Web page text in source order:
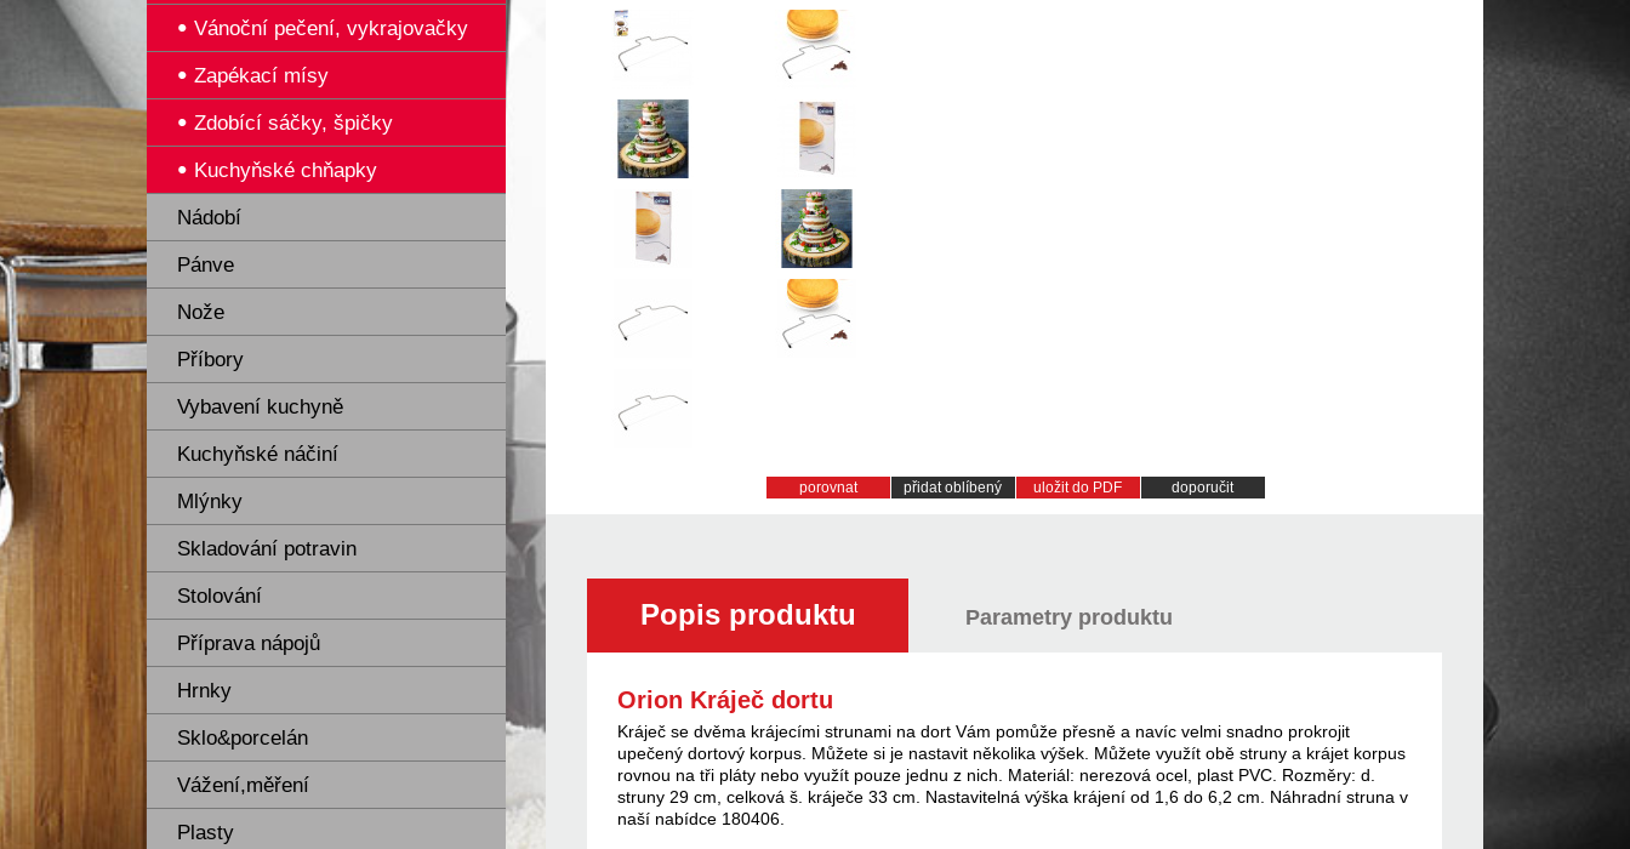
Vánoční pečení, vykrajovačky
Zapékací mísy
Zdobící sáčky, špičky
Kuchyňské chňapky
Nádobí
Pánve
Nože
Příbory
Vybavení kuchyně
Kuchyňské náčiní
Mlýnky
Skladování potravin
Stolování
Příprava nápojů
Hrnky
Sklo&porcelán
Vážení,měření
Plasty
porovnat přidat oblíbený uložit do PDF doporučit
Popis produktu Parametry produktu
Orion Kráječ dortu
Kráječ se dvěma krájecími strunami na dort Vám pomůže přesně a navíc velmi snadno prokrojit
upečený dortový korpus. Můžete si je nastavit několika výšek. Můžete využít obě struny a krájet korpus
rovnou na tři pláty nebo využít pouze jednu z nich. Materiál: nerezová ocel, plast PVC. Rozměry: d.
struny 29 cm, celková š. kráječe 33 cm. Nastavitelná výška krájení od 1,6 do 6,2 cm. Náhradní struna v
naší nabídce 180406.